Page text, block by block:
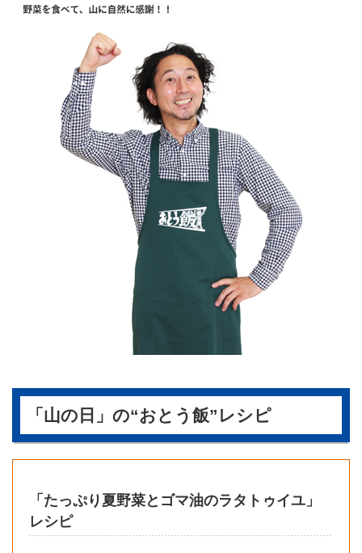
「山の日」の“おとう飯”レシピ
「たっぷり夏野菜とゴマ油のラタトゥイユ」
レシピ